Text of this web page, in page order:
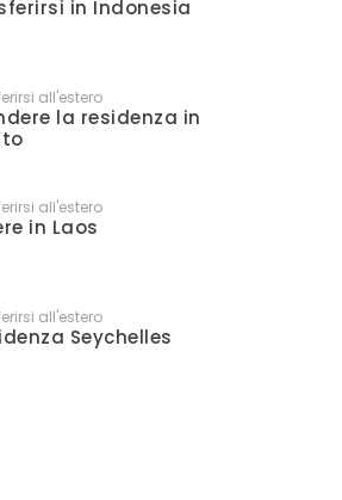
in Indonesia
all'estero
la residenza in
all'estero
in Laos
all'estero
Seychelles